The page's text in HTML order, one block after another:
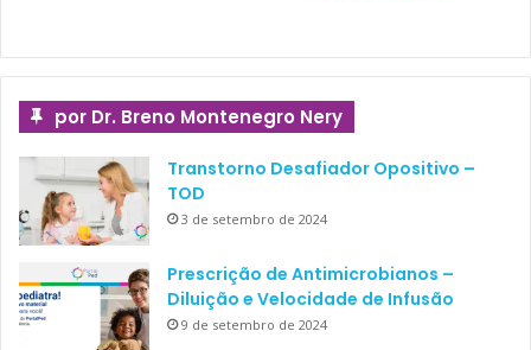
por Dr. Breno Montenegro Nery
Transtorno Desafiador Opositivo –
TOD
3 de setembro de 2024
Prescrição de Antimicrobianos –
Diluição e Velocidade de Infusão
9 de setembro de 2024